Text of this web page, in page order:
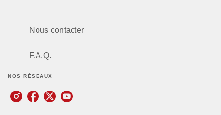
Nous contacter
F.A.Q.
NOS RÉSEAUX